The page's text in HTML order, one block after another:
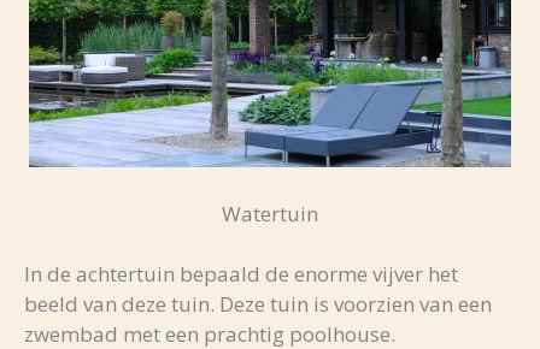
Watertuin
In de achtertuin bepaald de enorme vijver het
beeld van deze tuin. Deze tuin is voorzien van een
zwembad met een prachtig poolhouse.